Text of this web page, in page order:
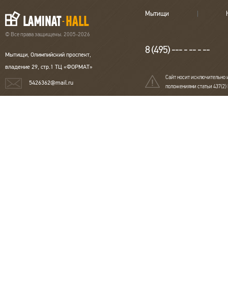
© Все права защищены. 2005-2026
Мытищи, Олимпийский проспект,
владение 29, стр.1 ТЦ «ФОРМАТ»
5426362@mail.ru
Мытищи
8 (495) --- - -- - --
Сайт носит исключительно
положениями статьи